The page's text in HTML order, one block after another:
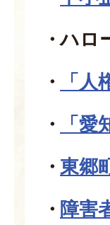
ハロ
「
「
東郷
障害